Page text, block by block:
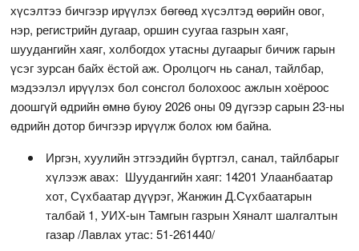
хүсэлтээ бичгээр ирүүлэх бөгөөд хүсэлтэд өөрийн овог,
нэр, регистрийн дугаар, оршин суугаа газрын хаяг,
шуудангийн хаяг, холбогдох утасны дугаарыг бичиж гарын
үсэг зурсан байх ёстой аж. Оролцогч нь санал, тайлбар,
мэдээлэл ирүүлэх бол сонсгол болохоос ажлын хоёроос
доошгүй өдрийн өмнө буюу 2026 оны 09 дүгээр сарын 23-ны
өдрийн дотор бичгээр ирүүлж болох юм байна.
Иргэн, хуулийн этгээдийн бүртгэл, санал, тайлбарыг
хүлээж авах: Шуудангийн хаяг: 14201 Улаанбаатар
хот, Сүхбаатар дүүрэг, Жанжин Д.Сүхбаатарын
талбай 1, УИХ-ын Тамгын газрын Хяналт шалгалтын
газар /Лавлах утас: 51-261440/